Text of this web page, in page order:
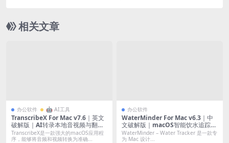
相关文章
办公软件 🤖 AI工具
TranscribeX For Mac v7.6｜英文
破解版｜AI转录本地音视频与翻译
工具
TranscribeX是一款强大的macOS应用程
序，能够将音频和视频转换为准确...
办公软件
WaterMinder For Mac v6.3｜中
文破解版｜macOS智能饮水追踪提
醒喝水助手
WaterMinder – Water Tracker 是一款专
为 Mac 设计...